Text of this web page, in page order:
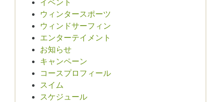
イベント
ウィンタースポーツ
ウィンドサーフィン
エンターテイメント
お知らせ
キャンペーン
コースプロフィール
スイム
スケジュール